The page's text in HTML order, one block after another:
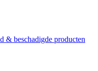
& beschadigde producten